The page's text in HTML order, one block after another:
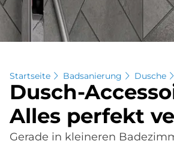
Startseite Badsanierung Dusche
Dusch-
Al­les per­fe­kt
Gerade in kleineren